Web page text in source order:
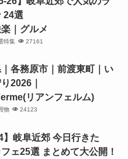
24選
｜グルメ
特集 27161
各務原市｜前渡東町｜い
2026｜
リアンフェルム)
物 24123
】岐阜近郊 今日行きた
ェ25選 まとめて大公開！